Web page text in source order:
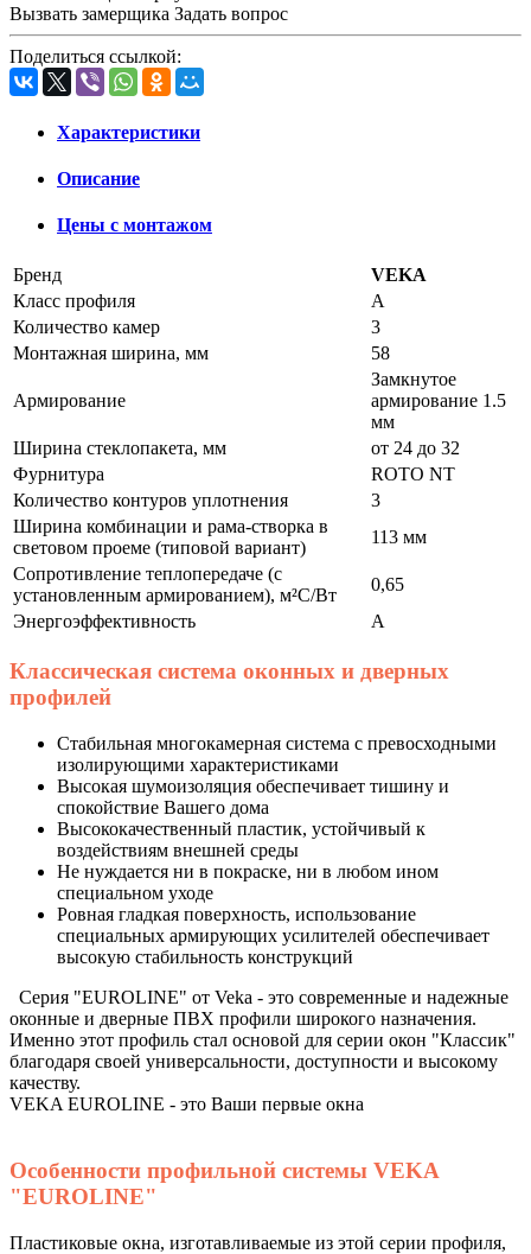
Вызвать замерщика Задать вопрос
Поделиться ссылкой:
Характеристики
Описание
Цены с монтажом
Бренд
VEKA
Класс профиля
А
Количество камер
3
Монтажная ширина, мм
58
Армирование
Замкнутое
армирование 1.5
мм
Ширина стеклопакета, мм
от 24 до 32
Фурнитура
ROTO NT
Количество контуров уплотнения
3
Ширина комбинации и рама-створка в
световом проеме (типовой вариант)
113 мм
Сопротивление теплопередаче (с
установленным армированием), м²С/Вт
0,65
Энергоэффективность
A
Классическая система оконных и дверных
профилей
Стабильная многокамерная система с превосходными
изолирующими характеристиками
Высокая шумоизоляция обеспечивает тишину и
спокойствие Вашего дома
Высококачественный пластик, устойчивый к
воздействиям внешней среды
Не нуждается ни в покраске, ни в любом ином
специальном уходе
Ровная гладкая поверхность, использование
специальных армирующих усилителей обеспечивает
высокую стабильность конструкций
Серия "EUROLINE" от Veka - это современные и надежные
оконные и дверные ПВХ профили широкого назначения.
Именно этот профиль стал основой для серии окон "Классик"
благодаря своей универсальности, доступности и высокому
качеству.
VEKA EUROLINE - это Ваши первые окна
Особенности профильной системы VEKA
"EUROLINE"
Пластиковые окна, изготавливаемые из этой серии профиля,